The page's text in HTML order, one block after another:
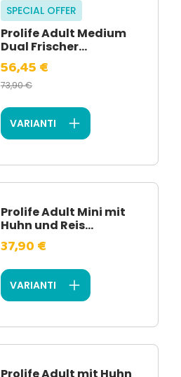
SPECIAL OFFER
Prolife Adult Medium
Dual Frischer...
56,45 €
73,90 €
VARIANTI
Prolife Adult Mini mit
Huhn und Reis...
37,90 €
VARIANTI